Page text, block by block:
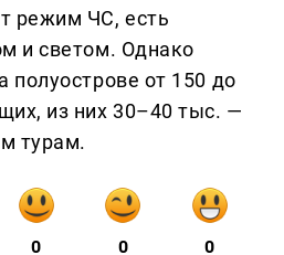
режим ЧС, есть
и светом. Однако
полуострове от 150 до
из них 30–40 тыс. —
турам.
0 0 0